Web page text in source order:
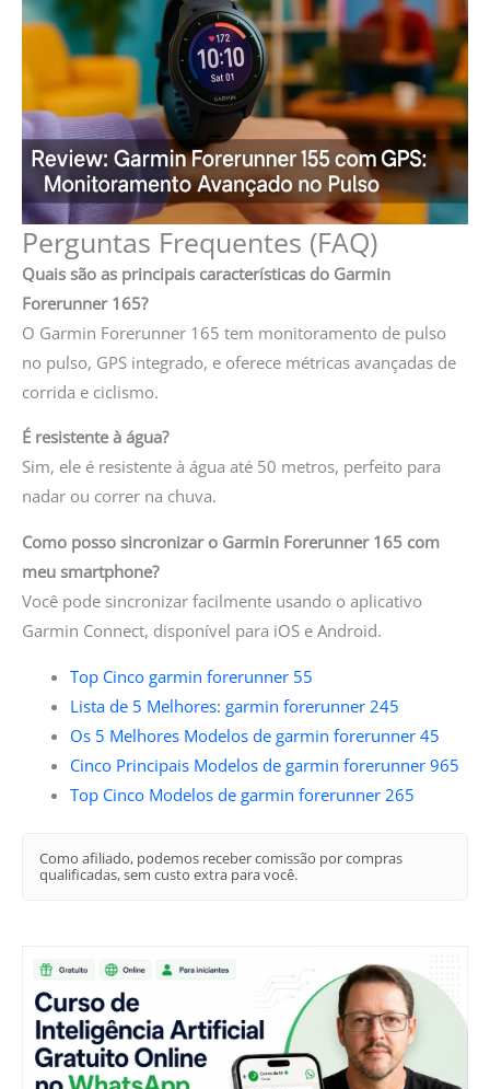
Perguntas Frequentes (FAQ)
Quais são as principais características do Garmin
Forerunner 165?
O Garmin Forerunner 165 tem monitoramento de pulso
no pulso, GPS integrado, e oferece métricas avançadas de
corrida e ciclismo.
É resistente à água?
Sim, ele é resistente à água até 50 metros, perfeito para
nadar ou correr na chuva.
Como posso sincronizar o Garmin Forerunner 165 com
meu smartphone?
Você pode sincronizar facilmente usando o aplicativo
Garmin Connect, disponível para iOS e Android.
Top Cinco garmin forerunner 55
Lista de 5 Melhores: garmin forerunner 245
Os 5 Melhores Modelos de garmin forerunner 45
Cinco Principais Modelos de garmin forerunner 965
Top Cinco Modelos de garmin forerunner 265
Como afiliado, podemos receber comissão por compras
qualificadas, sem custo extra para você.